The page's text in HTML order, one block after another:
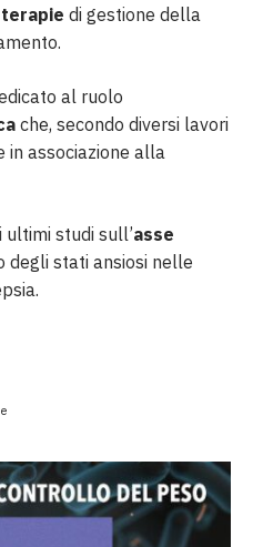
terapie di gestione della
al ruolo
che, secondo diversi lavori
associazione alla
studi sull’asse
degli stati ansiosi nelle